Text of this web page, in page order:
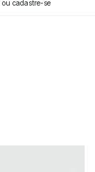
ou cadastre-se